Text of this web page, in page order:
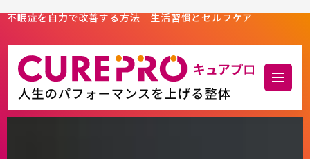
不眠症を自力で改善する方法｜生活習慣とセルフケア